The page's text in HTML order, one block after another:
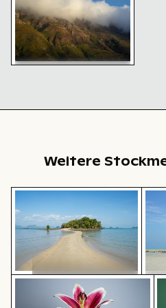
Weitere
Sandweg zur Insel Ko Nui
Sandweg zur Insel Ko Nui
Leuchtende rosa Lilien vor